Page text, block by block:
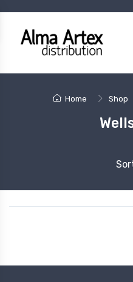
Home Shop